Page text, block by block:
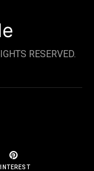
RESERVED.